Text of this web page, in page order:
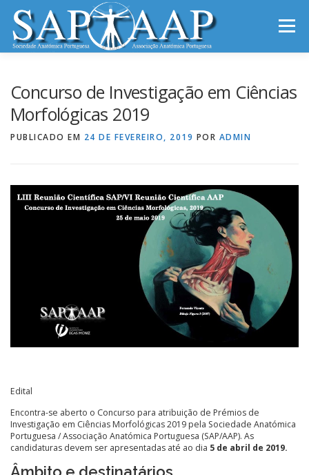
para
conteúdo
Menu
Concurso de Investigação em Ciências
Morfológicas 2019
PUBLICADO EM 24 DE FEVEREIRO, 2019 POR ADMIN
Edital
Encontra-se aberto o Concurso para atribuição de Prémios de
Investigação em Ciências Morfológicas 2019 pela Sociedade Anatómica
Portuguesa / Associação Anatómica Portuguesa (SAP/AAP). As
candidaturas devem ser apresentadas até ao dia 5 de abril de 2019.
Âmbito e destinatários